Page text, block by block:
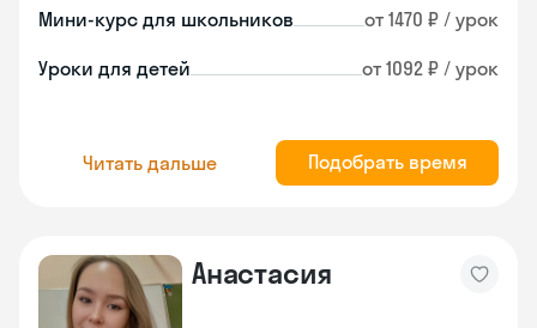
Мини-курс для школьников от 1470 ₽ / урок
Уроки для детей от 1092 ₽ / урок
Читать дальше Подобрать время
Анастасия